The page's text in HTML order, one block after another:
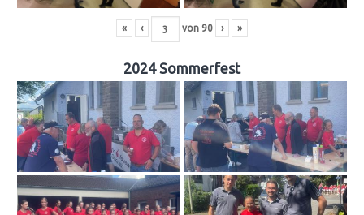
« ‹ von 90 › »
2024 Sommerfest